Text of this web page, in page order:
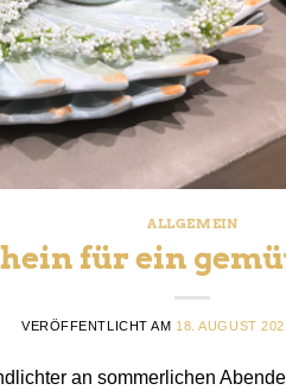
ALLGEMEIN
für ein
VERÖFFENTLICHT AM 18. AUGUST
an sommerlichen